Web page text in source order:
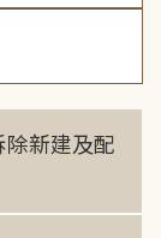
除新建及配